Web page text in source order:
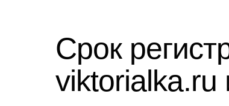
Срок
viktorialka.ru